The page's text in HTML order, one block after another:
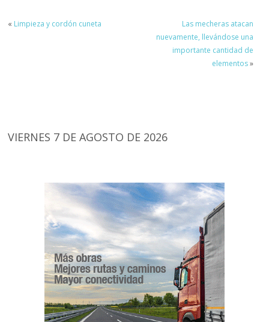
« Limpieza y cordón cuneta
Las mecheras atacan
nuevamente, llevándose una
importante cantidad de
elementos»
VIERNES 7 DE AGOSTO DE 2026